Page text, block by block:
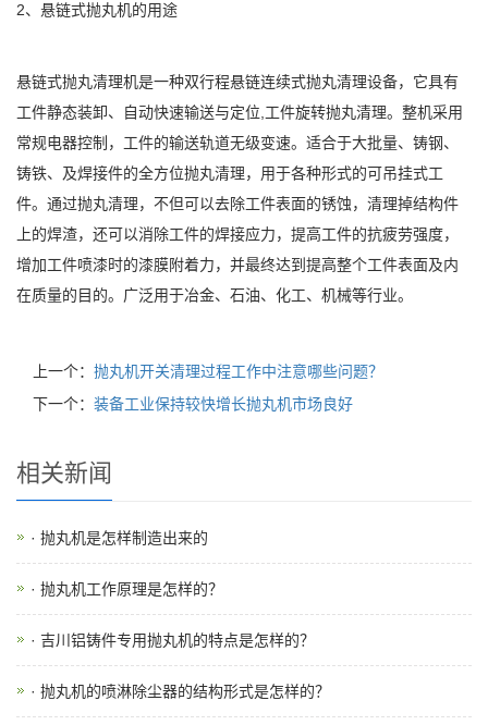
2、悬链式抛丸机的用途
悬链式抛丸清理机是一种双行程悬链连续式抛丸清理设备，它具有
工件静态装卸、自动快速输送与定位,工件旋转抛丸清理。整机采用
常规电器控制，工件的输送轨道无级变速。适合于大批量、铸钢、
铸铁、及焊接件的全方位抛丸清理，用于各种形式的可吊挂式工
件。通过抛丸清理，不但可以去除工件表面的锈蚀，清理掉结构件
上的焊渣，还可以消除工件的焊接应力，提高工件的抗疲劳强度，
增加工件喷漆时的漆膜附着力，并最终达到提高整个工件表面及内
在质量的目的。广泛用于冶金、石油、化工、机械等行业。
上一个： 抛丸机开关清理过程工作中注意哪些问题？
下一个： 装备工业保持较快增长抛丸机市场良好
相关新闻
· 抛丸机是怎样制造出来的
· 抛丸机工作原理是怎样的？
· 吉川铝铸件专用抛丸机的特点是怎样的？
· 抛丸机的喷淋除尘器的结构形式是怎样的？